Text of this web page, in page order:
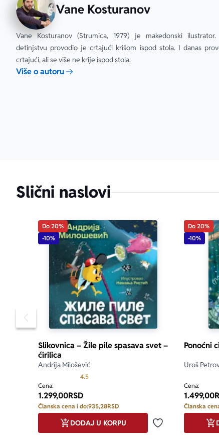
Vane Kosturanov
Vane Kosturanov (Strumica, 1979) je makedonski
detinjstvu provodio je crtajući krišom ispod stola. I danas
crtajući, ali se više ne krije ispod stola.
Više o autoru
Slični naslovi
Pomeranje sadržaja slajdera u levo
Do 20%
-10%
Slikovnica – Žile pile spasava svet –
ćirilica
Andrija Milošević
4.5Prosecna ocena je 4.5 od 5
Cena:
1.299,00RSD
Članska cena i do:935,28RSD
Dodaj u omiljene
DODAJ U KORPU
Do 20%
-10%
Ponoćni
Uroš
Cena:
1.499,00
Članska